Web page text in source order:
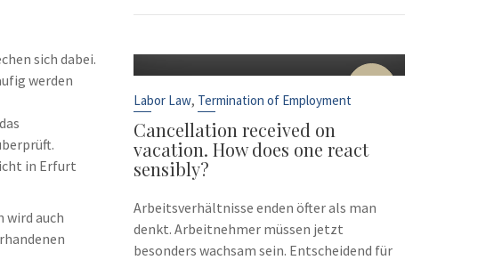
sich dabei.
werden
in Erfurt
wird auch
10
Labor Law, Termination of Employment
Cancellation received on
vacation. How does one react
sensibly?
Arbeitsverhältnisse enden öfter als man
denkt. Arbeitnehmer müssen jetzt
besonders wachsam sein. Entscheidend für